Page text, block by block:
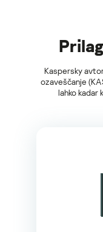
Kaspersky
ozaveščanje
lahko kadar